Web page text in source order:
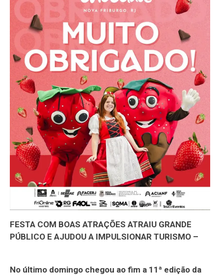
FESTA COM BOAS ATRAÇÕES ATRAIU GRANDE
PÚBLICO E AJUDOU A IMPULSIONAR TURISMO –
No último domingo chegou ao fim a 11ª edição da